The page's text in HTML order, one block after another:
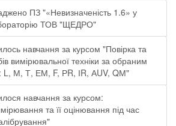
ПЗ "«Невизначеність 1.6» у
ТОВ "ЩЕДРО"
навчання за курсом "Повірка та
вимірювальної техніки за обраним
L, М, Т, ЕМ, F, РR, ІR, АUV, QМ"
навчання за курсом:
та її оцінювання під час